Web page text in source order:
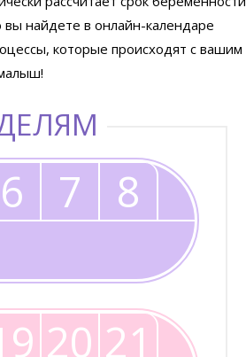
найдете в онлайн-календаре
которые происходят с вашим
6 7
8
20 21